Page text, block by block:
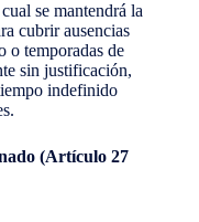
se mantendrá la
cubrir ausencias
o temporadas de
sin justificación,
indefinido
(Artículo 27